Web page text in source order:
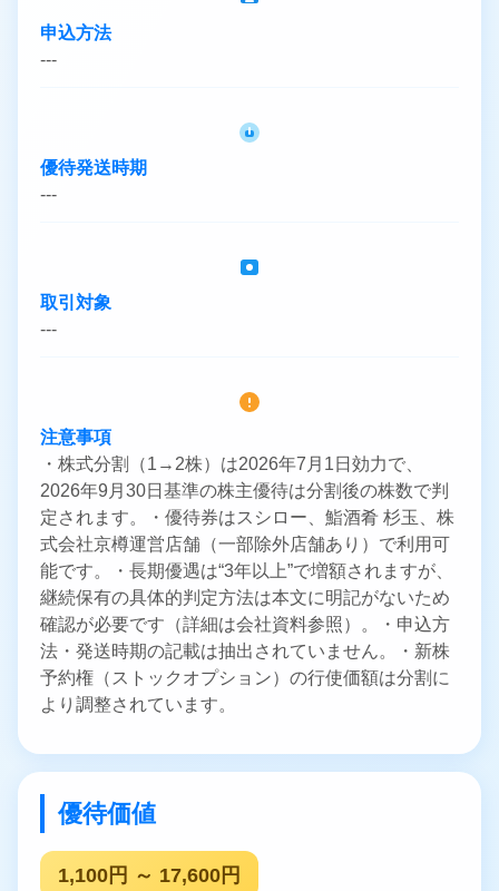
申込方法
---
優待発送時期
---
取引対象
---
注意事項
・株式分割（1→2株）は2026年7月1日効力で、
2026年9月30日基準の株主優待は分割後の株数で判
定されます。・優待券はスシロー、鮨酒肴 杉玉、株
式会社京樽運営店舗（一部除外店舗あり）で利用可
能です。・長期優遇は“3年以上”で増額されますが、
継続保有の具体的判定方法は本文に明記がないため
確認が必要です（詳細は会社資料参照）。・申込方
法・発送時期の記載は抽出されていません。・新株
予約権（ストックオプション）の行使価額は分割に
より調整されています。
優待価値
1,100円 ～ 17,600円